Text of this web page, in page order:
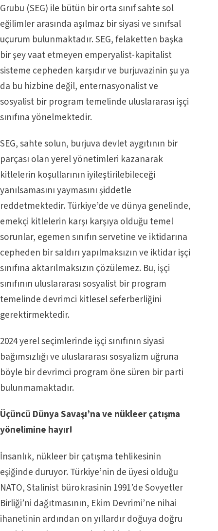
Grubu (SEG) ile bütün bir orta sınıf sahte sol
eğilimler arasında aşılmaz bir siyasi ve sınıfsal
uçurum bulunmaktadır. SEG, felaketten başka
bir şey vaat etmeyen emperyalist-kapitalist
sisteme cepheden karşıdır ve burjuvazinin şu ya
da bu hizbine değil, enternasyonalist ve
sosyalist bir program temelinde uluslararası işçi
sınıfına yönelmektedir.
SEG, sahte solun, burjuva devlet aygıtının bir
parçası olan yerel yönetimleri kazanarak
kitlelerin koşullarının iyileştirilebileceği
yanılsamasını yaymasını şiddetle
reddetmektedir. Türkiye’de ve dünya genelinde,
emekçi kitlelerin karşı karşıya olduğu temel
sorunlar, egemen sınıfın servetine ve iktidarına
cepheden bir saldırı yapılmaksızın ve iktidar işçi
sınıfına aktarılmaksızın çözülemez. Bu, işçi
sınıfının uluslararası sosyalist bir program
temelinde devrimci kitlesel seferberliğini
gerektirmektedir.
2024 yerel seçimlerinde işçi sınıfının siyasi
bağımsızlığı ve uluslararası sosyalizm uğruna
böyle bir devrimci program öne süren bir parti
bulunmamaktadır.
Üçüncü Dünya Savaşı’na ve nükleer çatışma
yönelimine hayır!
İnsanlık, nükleer bir çatışma tehlikesinin
eşiğinde duruyor. Türkiye’nin de üyesi olduğu
NATO, Stalinist bürokrasinin 1991’de Sovyetler
Birliği’ni dağıtmasının, Ekim Devrimi’ne nihai
ihanetinin ardından on yıllardır doğuya doğru